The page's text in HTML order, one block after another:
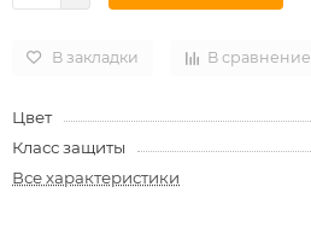
В закладки В сравнение
Цвет
Класс защиты
Все характеристики